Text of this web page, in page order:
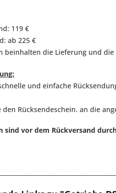
119 €
ab 225 €
beinhalten die Lieferung und
und einfache
den Rücksendeschein. an die
sind vor dem Rückversand